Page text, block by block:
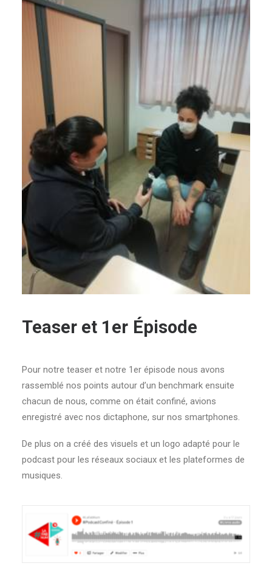
Teaser et 1er Épisode
Pour notre teaser et notre 1er épisode nous avons
rassemblé nos points autour d’un benchmark ensuite
chacun de nous, comme on était confiné, avions
enregistré avec nos dictaphone, sur nos smartphones.
De plus on a créé des visuels et un logo adapté pour le
podcast pour les réseaux sociaux et les plateformes de
musiques.